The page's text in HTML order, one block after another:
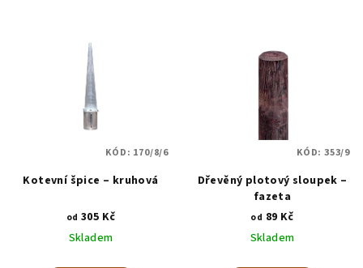
Kotevní špice – kruhová
od 305 Kč
Skladem
KÓD: 170/8/6
Dřevěný plotový sloupek –
fazeta
od 89 Kč
Skladem
KÓD: 353/9